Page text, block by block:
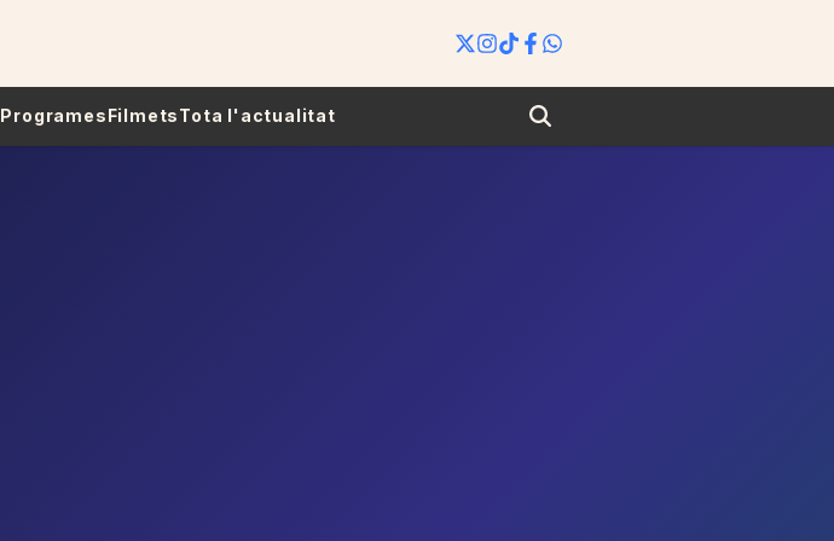
ProgramesFilmetsTota l'actualitat Search